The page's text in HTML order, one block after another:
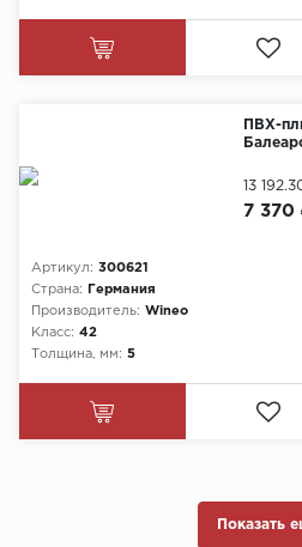
ПВХ-
Артикул: 300621
Страна:
Германия
Производитель: Wineo
Класс: 42
Толщина, мм: 5
7
13
Показать